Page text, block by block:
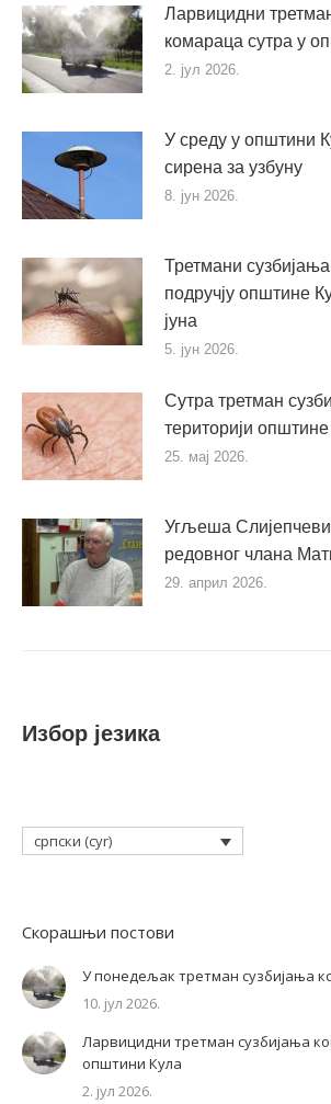
Ларвицидни
комараца сутра у
2. јул 2026.
У среду у општини
сирена за узбуну
8. јун 2026.
Третмани
подручју општине
јуна
5. јун 2026.
Сутра третман
територији
25. мај 2026.
Угљеша
редовног члана
29. април 2026.
Избор језика
српски (cyr)
Скорашњи постови
У понедељак третман сузбијања
10. јул 2026.
Ларвицидни третман сузбијања
општини Кула
2. јул 2026.